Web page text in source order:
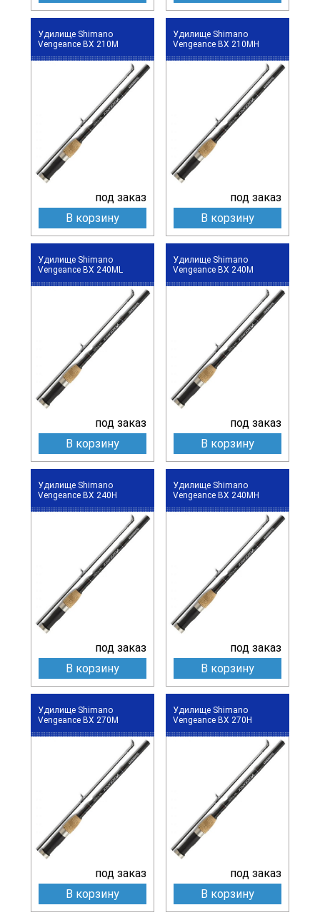
Удилище Shimano
Vengeance BX 210M
под заказ
В корзину
Удилище Shimano
Vengeance BX 210MH
под заказ
В корзину
Удилище Shimano
Vengeance BX 240ML
под заказ
В корзину
Удилище Shimano
Vengeance BX 240M
под заказ
В корзину
Удилище Shimano
Vengeance BX 240H
под заказ
В корзину
Удилище Shimano
Vengeance BX 240MH
под заказ
В корзину
Удилище Shimano
Vengeance BX 270M
под заказ
В корзину
Удилище Shimano
Vengeance BX 270H
под заказ
В корзину